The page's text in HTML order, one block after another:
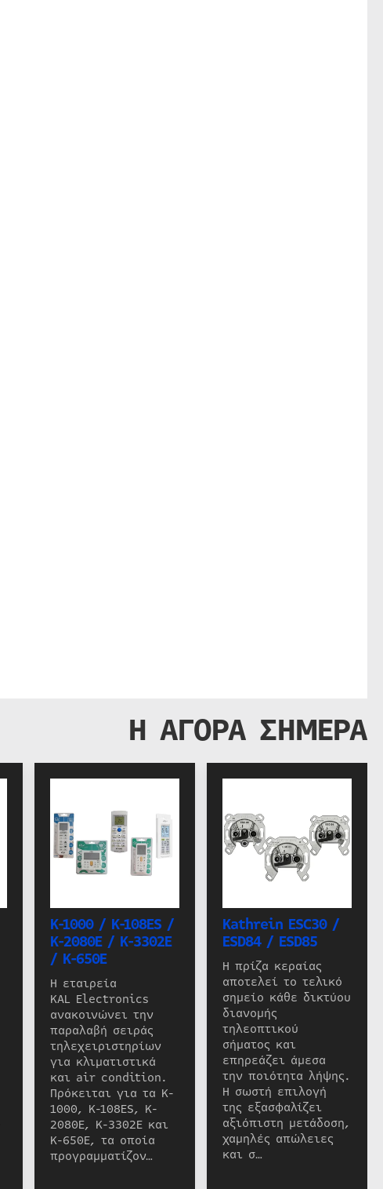
Η ΑΓΟΡΑ ΣΗΜΕΡΑ
K-1000 / K-108ES /
K-2080E / K-3302E
/ K-650E
Η εταιρεία
KAL Electronics
ανακοινώνει την
παραλαβή σειράς
τηλεχειριστηρίων
για κλιματιστικά
και air condition.
Πρόκειται για τα K-
1000, K-108ES, K-
2080E, K-3302E και
K-650E, τα οποία
προγραμματίζον…
Kathrein ESC30 /
ESD84 / ESD85
Η πρίζα κεραίας
αποτελεί το τελικό
σημείο κάθε δικτύου
διανομής
τηλεοπτικού
σήματος και
επηρεάζει άμεσα
την ποιότητα λήψης.
Η σωστή επιλογή
της εξασφαλίζει
αξιόπιστη μετάδοση,
χαμηλές απώλειες
και σ…